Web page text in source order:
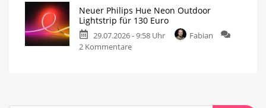
Neuer Philips Hue Neon Outdoor
Lightstrip für 130 Euro
29.07.2026 - 9:58 Uhr
Fabian
2 Kommentare